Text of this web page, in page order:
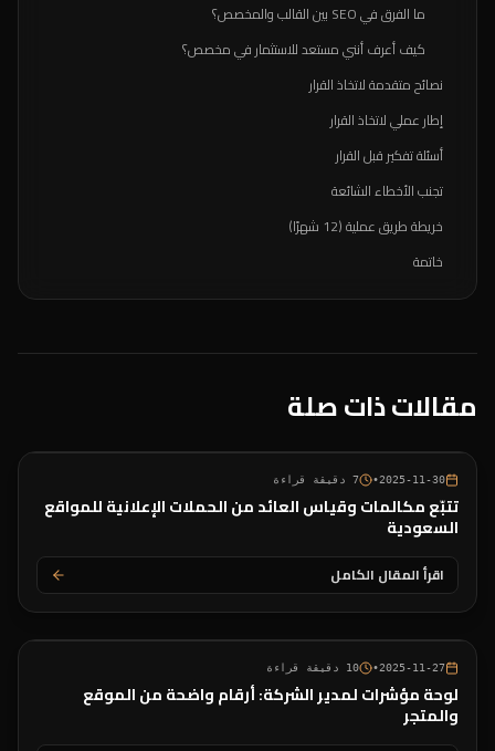
ما الفرق في SEO بين القالب والمخصص؟
كيف أعرف أنني مستعد للاستثمار في مخصص؟
نصائح متقدمة لاتخاذ القرار
إطار عملي لاتخاذ القرار
أسئلة تفكير قبل القرار
تجنب الأخطاء الشائعة
خريطة طريق عملية (12 شهرًا)
خاتمة
مقالات ذات صلة
2025-11-30
•
7 دقيقة قراءة
تتبّع مكالمات وقياس العائد من الحملات الإعلانية للمواقع
السعودية
اقرأ المقال الكامل
2025-11-27
•
10 دقيقة قراءة
لوحة مؤشرات لمدير الشركة: أرقام واضحة من الموقع
والمتجر